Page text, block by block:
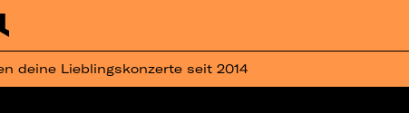
deine Lieblingskonzerte seit 2014